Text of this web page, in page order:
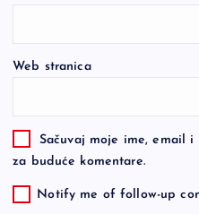
Web stranica
Sačuvaj moje ime, email i
za buduće komentare.
Notify me of follow-up